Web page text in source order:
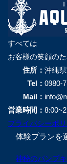
すべては
お客様の笑顔の
住所： 沖縄
Tel： 0980-
Mail：
営業時間：
プライバシーポ
体験プランを
神秘のパンプ